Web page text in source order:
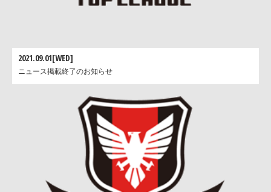
2021.09.01[WED]
ニュース掲載終了のお知らせ